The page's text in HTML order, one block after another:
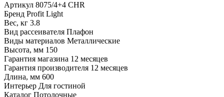
Артикул 8075/4+4 CHR
Бренд Profit Light
Вес, кг 3.8
Вид рассеивателя Плафон
Виды материалов Металлические
Высота, мм 150
Гарантия магазина 12 месяцев
Гарантия производителя 12 месяцев
Длина, мм 600
Интерьер Для гостиной
Каталог Потолочные